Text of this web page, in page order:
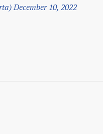
December 10, 2022